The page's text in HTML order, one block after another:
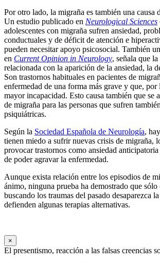
Por otro lado, la migraña es también una causa
Un estudio publicado en Neurological Sciences
adolescentes con migraña sufren ansiedad,
conductuales y de déficit de atención e
pueden necesitar apoyo psicosocial. También
en Current Opinion in Neurology, señala que
relacionada con la aparición de la ansiedad, la
Son trastornos habituales en pacientes de
enfermedad de una forma más grave y que,
mayor incapacidad. Esto causa también que se
de migraña para las personas que sufren
psiquiátricas.
Según la Sociedad Española de Neurología,
tienen miedo a sufrir nuevas crisis de migraña,
provocar trastornos como ansiedad
de poder agravar la enfermedad.
Aunque exista relación entre los episodios de
ánimo, ninguna prueba ha demostrado que sólo
buscando los traumas del pasado desaparezca
defienden algunas terapias alternativas.
×
El presentismo, reacción a las falsas creencias